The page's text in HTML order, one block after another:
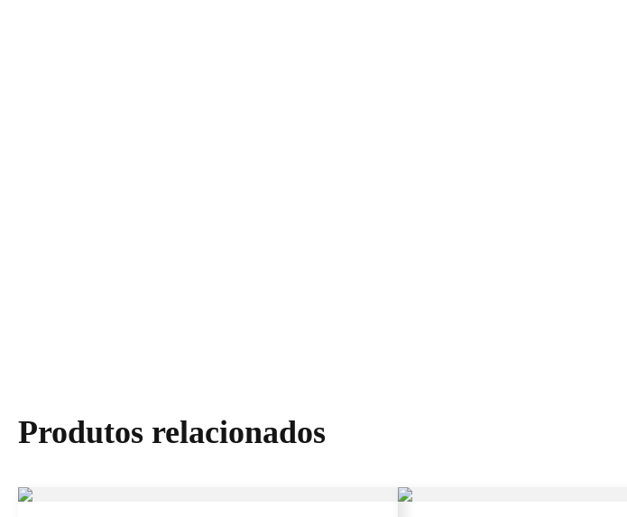
Produtos relacionados